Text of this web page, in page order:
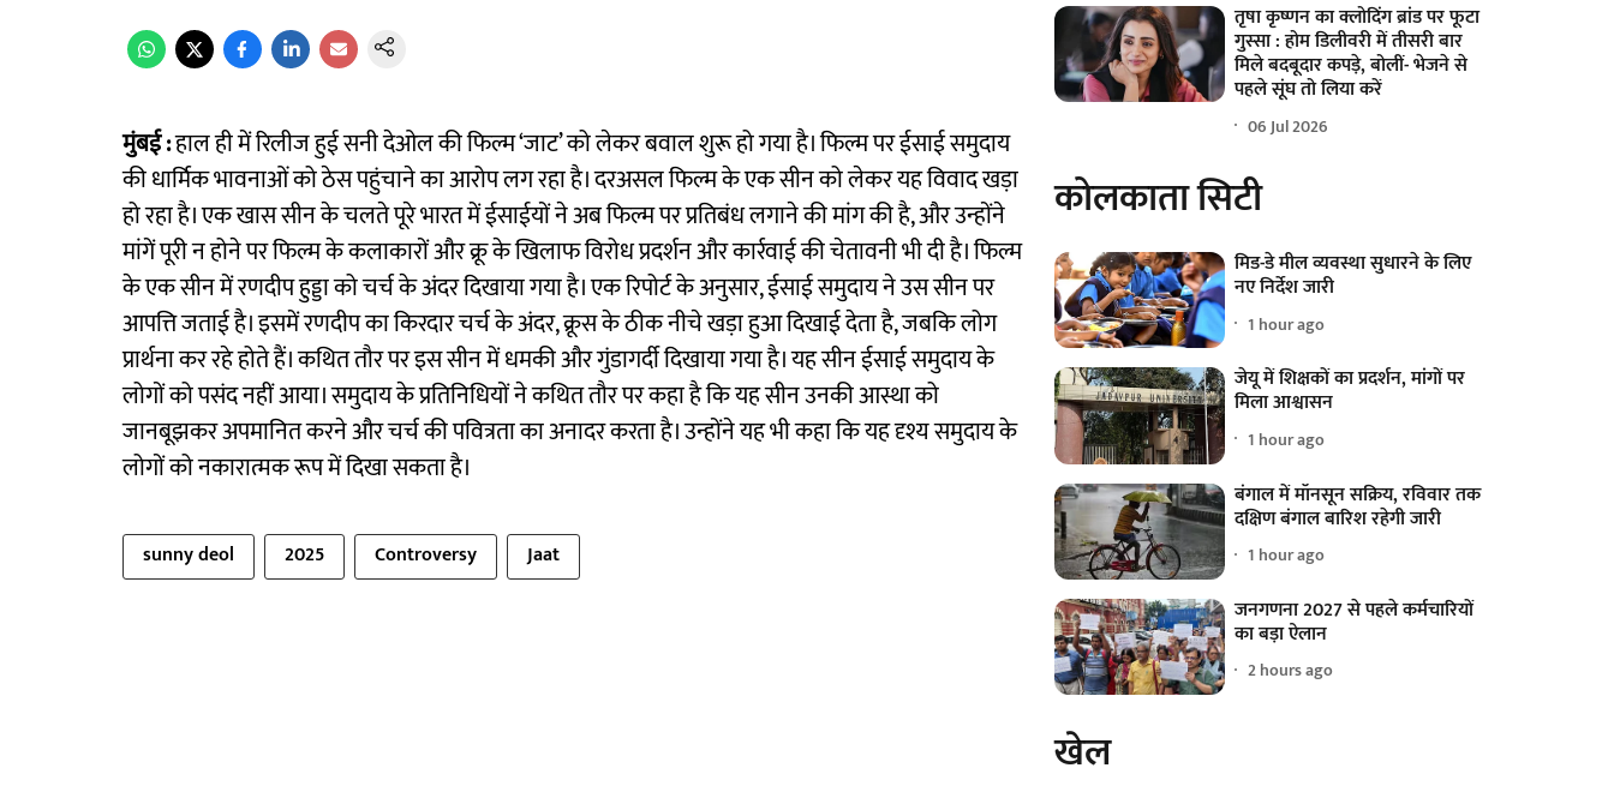
मुंबई :हाल ही में रिलीज हुई सनी देओल की फिल्म ‘जाट’ को लेकर बवाल शुरू हो गया है। फिल्म पर ईसाई समुदाय
की धार्मिक भावनाओं को ठेस पहुंचाने का आरोप लग रहा है। दरअसल फिल्म के एक सीन को लेकर यह विवाद खड़ा
हो रहा है। एक खास सीन के चलते पूरे भारत में ईसाईयों ने अब फिल्म पर प्रतिबंध लगाने की मांग की है, और उन्होंने
मांगें पूरी न होने पर फिल्म के कलाकारों और क्रू के खिलाफ विरोध प्रदर्शन और कार्रवाई की चेतावनी भी दी है। फिल्म
के एक सीन में रणदीप हुड्डा को चर्च के अंदर दिखाया गया है। एक रिपोर्ट के अनुसार, ईसाई समुदाय ने उस सीन पर
आपत्ति जताई है। इसमें रणदीप का किरदार चर्च के अंदर, क्रूस के ठीक नीचे खड़ा हुआ दिखाई देता है, जबकि लोग
प्रार्थना कर रहे होते हैं। कथित तौर पर इस सीन में धमकी और गुंडागर्दी दिखाया गया है। यह सीन ईसाई समुदाय के
लोगों को पसंद नहीं आया। समुदाय के प्रतिनिधियों ने कथित तौर पर कहा है कि यह सीन उनकी आस्था को
जानबूझकर अपमानित करने और चर्च की पवित्रता का अनादर करता है। उन्होंने यह भी कहा कि यह दृश्य समुदाय के
लोगों को नकारात्मक रूप में दिखा सकता है।
sunny deol 2025 Controversy Jaat
तृषा कृष्णन का क्लोदिंग ब्रांड पर फूटा
गुस्सा : होम डिलीवरी में तीसरी बार
मिले बदबूदार कपड़े, बोलीं- भेजने से
पहले सूंघ तो लिया करें
06 Jul 2026
कोलकाता सिटी
मिड-डे मील व्यवस्था सुधारने के लिए
नए निर्देश जारी
1 hour ago
जेयू में शिक्षकों का प्रदर्शन, मांगों पर
मिला आश्वासन
1 hour ago
बंगाल में मॉनसून सक्रिय, रविवार तक
दक्षिण बंगाल बारिश रहेगी जारी
1 hour ago
जनगणना 2027 से पहले कर्मचारियों
का बड़ा ऐलान
2 hours ago
खेल